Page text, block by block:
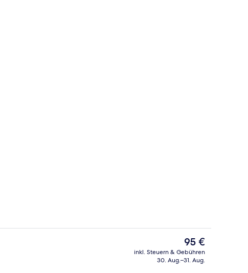
Tägliches inbegriffenes
Der
aktuelle
Preis
95 €
inkl. Steuern & Gebühren
30. Aug.–31. Aug.